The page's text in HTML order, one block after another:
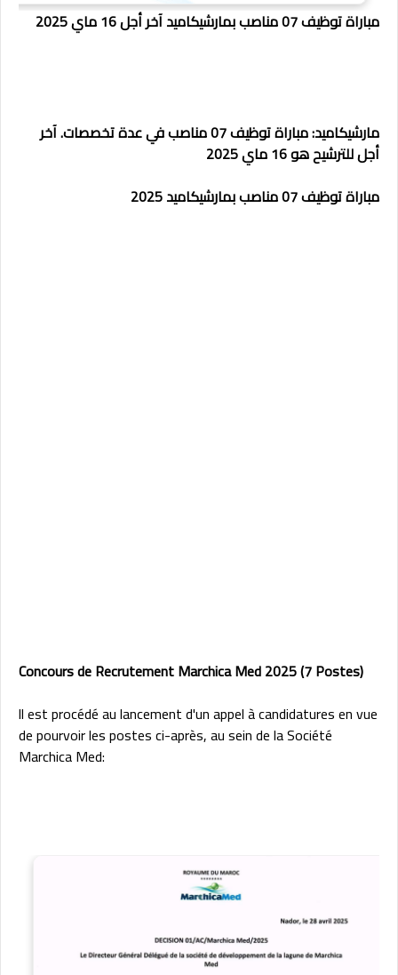
مباراة توظيف 07 مناصب بمارشيكاميد آخر أجل 16 ماي 2025
مارشيكاميد: مباراة توظيف 07 مناصب في عدة تخصصات. آخر
أجل للترشيح هو 16 ماي 2025
مباراة توظيف 07 مناصب بمارشيكاميد 2025
Concours de Recrutement Marchica Med 2025 (7 Postes)
ll est procédé au lancement d'un appel à candidatures en vue
de pourvoir les postes ci-après, au sein de la Société
Marchica Med: